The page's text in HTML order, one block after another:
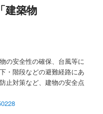
建築物
の安全性の確保、台風等に
・階段などの避難経路にあ
止対策など、建物の安全点